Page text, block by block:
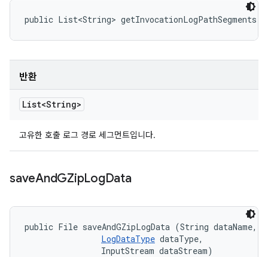
public List<String> getInvocationLogPathSegments
반환
List<String>
고유한 호출 로그 경로 세그먼트입니다.
saveAndGZipLogData
public File saveAndGZipLogData (String dataName,
LogDataType dataType,
                InputStream dataStream)